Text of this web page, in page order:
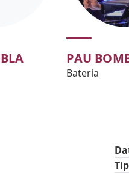
PAU
Bateria